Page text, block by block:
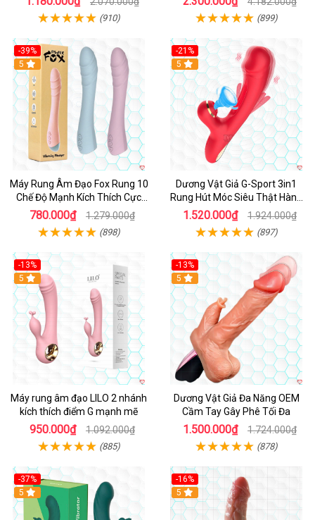
(910) (899)
-39%
Hot
5
Máy Rung Âm Đạo Fox Rung 10
Chế Độ Mạnh Kích Thích Cực
Sướng
780.000₫ 1.279.000₫
(898)
-21%
Hot
5
Dương Vật Giả G-Sport 3in1
Rung Hút Móc Siêu Thật Hàng
Hot
1.520.000₫ 1.924.000₫
(897)
-13%
Hot
5
Máy rung âm đạo LILO 2 nhánh
kích thích điểm G mạnh mẽ
950.000₫ 1.092.000₫
(885)
-13%
Hot
5
Dương Vật Giả Đa Năng OEM
Cầm Tay Gây Phê Tối Đa
1.500.000₫ 1.724.000₫
(878)
-37%
Hot
5
-16%
Hot
5